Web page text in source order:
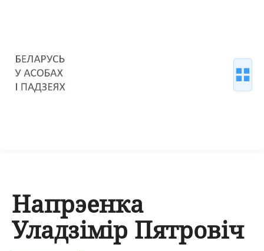
Напрэенка
Уладзімір Пятровіч